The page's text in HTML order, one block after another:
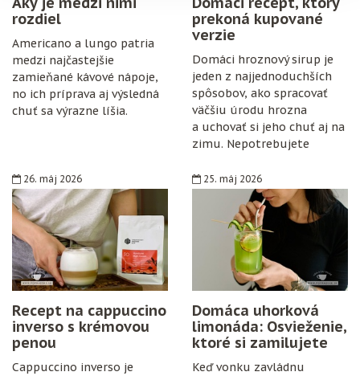
rozdiel
Americano a lungo patria
medzi najčastejšie
zamieňané kávové nápoje,
no ich príprava aj výsledná
chuť sa výrazne líšia.
prekoná kupované
verzie
Domáci hroznový sirup je
jeden z najjednoduchších
spôsobov, ako spracovať
väčšiu úrodu hrozna
a uchovať si jeho chuť aj na
zimu. Nepotrebujete
konzervanty ani zložitý
postup. Stačí zrelé hrozno,
cukor, citrón, čisté fľaše
a trochu trpezlivosti.
26. máj 2026
Recept na cappuccino
inverso s krémovou
penou
Cappuccino inverso je
25. máj 2026
Domáca uhorková
limonáda: Osvieženie,
ktoré si zamilujete
Keď vonku zavládnu